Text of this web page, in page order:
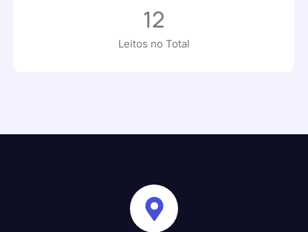
Leitos no Total
12